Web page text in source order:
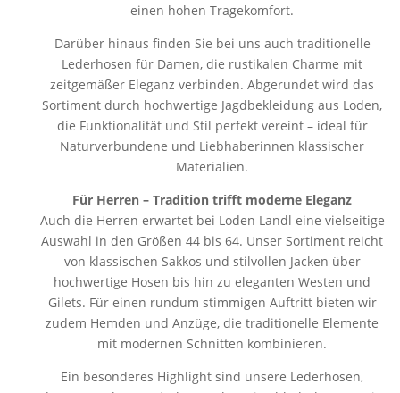
einen hohen Tragekomfort.
Darüber hinaus finden Sie bei uns auch traditionelle
Lederhosen für Damen, die rustikalen Charme mit
zeitgemäßer Eleganz verbinden. Abgerundet wird das
Sortiment durch hochwertige Jagdbekleidung aus Loden,
die Funktionalität und Stil perfekt vereint – ideal für
Naturverbundene und Liebhaberinnen klassischer
Materialien.
Für Herren – Tradition trifft moderne Eleganz
Auch die Herren erwartet bei Loden Landl eine vielseitige
Auswahl in den Größen 44 bis 64. Unser Sortiment reicht
von klassischen Sakkos und stilvollen Jacken über
hochwertige Hosen bis hin zu eleganten Westen und
Gilets. Für einen rundum stimmigen Auftritt bieten wir
zudem Hemden und Anzüge, die traditionelle Elemente
mit modernen Schnitten kombinieren.
Ein besonderes Highlight sind unsere Lederhosen,